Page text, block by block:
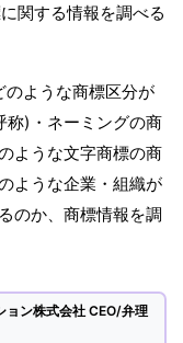
関する情報を調べる
ような商標区分が
称)・ネーミングの商
ような文字商標の商
ような企業・組織が
のか、商標情報を調
ョン株式会社 CEO/弁理